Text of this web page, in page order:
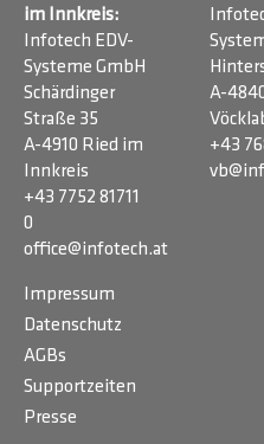
im Innkreis:
Infotech EDV-
Systeme GmbH
Schärdinger
Straße 35
A-4910 Ried im
Innkreis
+43 7752 81711
0
office@infotech.at
A-
+43
Impressum
Datenschutz
AGBs
Supportzeiten
Presse